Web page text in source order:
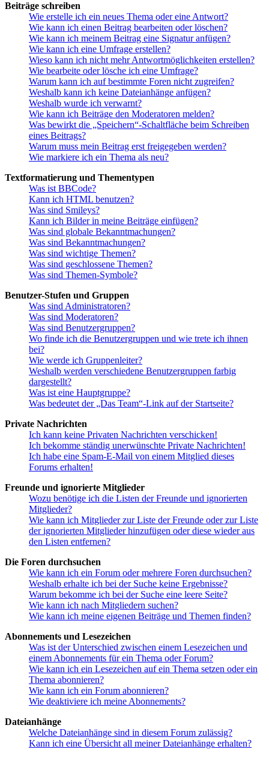
Beiträge schreiben
Wie erstelle ich ein neues Thema oder eine Antwort?
Wie kann ich einen Beitrag bearbeiten oder löschen?
Wie kann ich meinem Beitrag eine Signatur anfügen?
Wie kann ich eine Umfrage erstellen?
Wieso kann ich nicht mehr Antwortmöglichkeiten erstellen?
Wie bearbeite oder lösche ich eine Umfrage?
Warum kann ich auf bestimmte Foren nicht zugreifen?
Weshalb kann ich keine Dateianhänge anfügen?
Weshalb wurde ich verwarnt?
Wie kann ich Beiträge den Moderatoren melden?
Was bewirkt die „Speichern“-Schaltfläche beim Schreiben
eines Beitrags?
Warum muss mein Beitrag erst freigegeben werden?
Wie markiere ich ein Thema als neu?
Textformatierung und Thementypen
Was ist BBCode?
Kann ich HTML benutzen?
Was sind Smileys?
Kann ich Bilder in meine Beiträge einfügen?
Was sind globale Bekanntmachungen?
Was sind Bekanntmachungen?
Was sind wichtige Themen?
Was sind geschlossene Themen?
Was sind Themen-Symbole?
Benutzer-Stufen und Gruppen
Was sind Administratoren?
Was sind Moderatoren?
Was sind Benutzergruppen?
Wo finde ich die Benutzergruppen und wie trete ich ihnen
bei?
Wie werde ich Gruppenleiter?
Weshalb werden verschiedene Benutzergruppen farbig
dargestellt?
Was ist eine Hauptgruppe?
Was bedeutet der „Das Team“-Link auf der Startseite?
Private Nachrichten
Ich kann keine Privaten Nachrichten verschicken!
Ich bekomme ständig unerwünschte Private Nachrichten!
Ich habe eine Spam-E-Mail von einem Mitglied dieses
Forums erhalten!
Freunde und ignorierte Mitglieder
Wozu benötige ich die Listen der Freunde und ignorierten
Mitglieder?
Wie kann ich Mitglieder zur Liste der Freunde oder zur Liste
der ignorierten Mitglieder hinzufügen oder diese wieder aus
den Listen entfernen?
Die Foren durchsuchen
Wie kann ich ein Forum oder mehrere Foren durchsuchen?
Weshalb erhalte ich bei der Suche keine Ergebnisse?
Warum bekomme ich bei der Suche eine leere Seite?
Wie kann ich nach Mitgliedern suchen?
Wie kann ich meine eigenen Beiträge und Themen finden?
Abonnements und Lesezeichen
Was ist der Unterschied zwischen einem Lesezeichen und
einem Abonnements für ein Thema oder Forum?
Wie kann ich ein Lesezeichen auf ein Thema setzen oder ein
Thema abonnieren?
Wie kann ich ein Forum abonnieren?
Wie deaktiviere ich meine Abonnements?
Dateianhänge
Welche Dateianhänge sind in diesem Forum zulässig?
Kann ich eine Übersicht all meiner Dateianhänge erhalten?